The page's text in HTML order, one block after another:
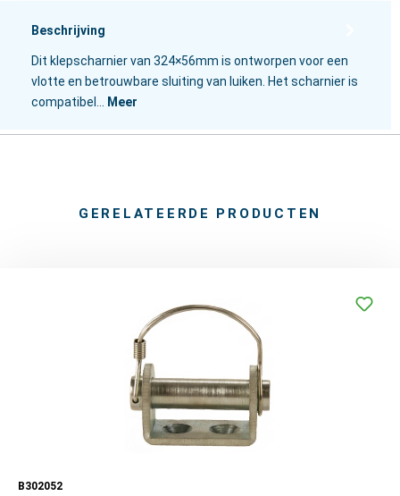
Beschrijving
Dit klepscharnier van 324×56mm is ontworpen voor een
vlotte en betrouwbare sluiting van luiken. Het scharnier is
compatibel…
Meer
GERELATEERDE PRODUCTEN
B302052